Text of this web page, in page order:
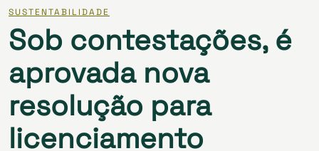
SUSTENTABILIDADE
Sob contestações, é
aprovada nova
resolução para
licenciamento